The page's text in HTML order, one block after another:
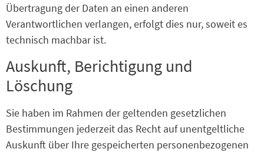
Übertragung der Daten an einen anderen
Verantwortlichen verlangen, erfolgt dies nur, soweit es
technisch machbar ist.
Auskunft, Berichtigung und
Löschung
Sie haben im Rahmen der geltenden gesetzlichen
Bestimmungen jederzeit das Recht auf unentgeltliche
Auskunft über Ihre gespeicherten personenbezogenen